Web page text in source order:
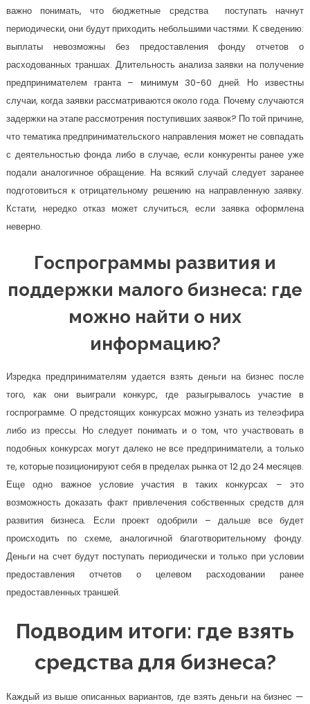
важно понимать, что бюджетные средства поступать начнут
периодически, они будут приходить небольшими частями. К сведению:
выплаты невозможны без предоставления фонду отчетов о
расходованных траншах. Длительность анализа заявки на получение
предпринимателем гранта – минимум 30-60 дней. Но известны
случаи, когда заявки рассматриваются около года. Почему случаются
задержки на этапе рассмотрения поступивших заявок? По той причине,
что тематика предпринимательского направления может не совпадать
с деятельностью фонда либо в случае, если конкуренты ранее уже
подали аналогичное обращение. На всякий случай следует заранее
подготовиться к отрицательному решению на направленную заявку.
Кстати, нередко отказ может случиться, если заявка оформлена
неверно.
Госпрограммы развития и
поддержки малого бизнеса: где
можно найти о них
информацию?
Изредка предпринимателям удается взять деньги на бизнес после
того, как они выиграли конкурс, где разыгрывалось участие в
госпрограмме. О предстоящих конкурсах можно узнать из телеэфира
либо из прессы. Но следует понимать и о том, что участвовать в
подобных конкурсах могут далеко не все предприниматели, а только
те, которые позиционируют себя в пределах рынка от 12 до 24 месяцев.
Еще одно важное условие участия в таких конкурсах – это
возможность доказать факт привлечения собственных средств для
развития бизнеса. Если проект одобрили – дальше все будет
происходить по схеме, аналогичной благотворительному фонду.
Деньги на счет будут поступать периодически и только при условии
предоставления отчетов о целевом расходовании ранее
предоставленных траншей.
Подводим итоги: где взять
средства для бизнеса?
Каждый из выше описанных вариантов, где взять деньги на бизнес —